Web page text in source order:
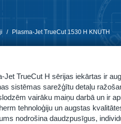
/ Plasma-Jet TrueCut 1530 H KNUTH
Jet TrueCut H sērijas iekārtas ir
sistēmas sarežģītu detaļu
vairāku maiņu darbā un ir
tehnoloģiju un augstas
nodrošina daudzpusīgus,